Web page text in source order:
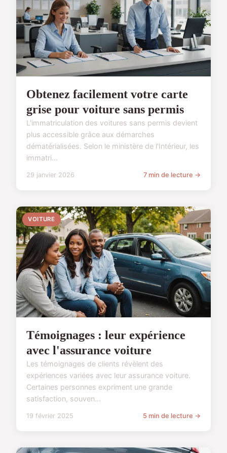
Obtenez facilement votre carte
grise pour voiture sans permis
L'immatriculation des voitures sans permis devient
plus accessible grâce aux démarches
dématérialisées. Selon le ministère de l'Intérieur, les
immatri...
29 janvier 2026 7 min de lecture →
VOITURE
Témoignages : leur expérience
avec l'assurance voiture
Les témoignages de clients révèlent des
expériences variées avec leur assurance voiture.
Certaines personnes expriment une grande
satisfaction, souven...
19 février 2025 5 min de lecture →